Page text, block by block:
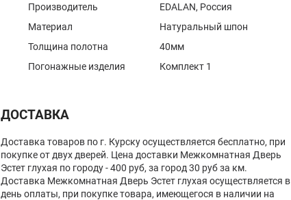
Производитель
EDALAN, Россия
Материал
Натуральный шпон
Толщина полотна
40мм
Погонажные изделия
Комплект 1
ДОСТАВКА
Доставка товаров по г. Курску осуществляется бесплатно, при
покупке от двух дверей. Цена доставки Межкомнатная Дверь
Эстет глухая по городу - 400 руб, за город 30 руб за км.
Доставка Межкомнатная Дверь Эстет глухая осуществляется в
день оплаты, при покупке товара, имеющегося в наличии на